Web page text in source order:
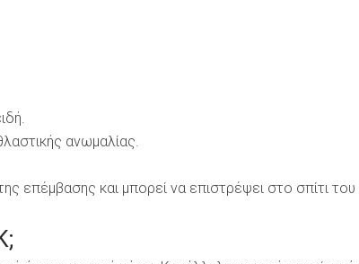
ανωμαλίας.
επέμβασης και μπορεί να επιστρέψει στο σπίτι